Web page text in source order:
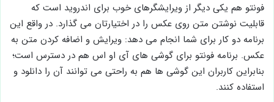
فونتو هم یکی دیگر از ویرایشگرهای خوب برای اندروید است که
قابلیت نوشتن متن روی عکس را در اختیارتان می گذارد. در واقع این
برنامه دو کار برای شما انجام می دهد: ویرایش و اضافه کردن متن به
عکس. برنامه فونتو برای گوشی های آی او اس هم در دسترس است؛
بنابراین کاربران این گوشی ها هم به راحتی می توانند آن را دانلود و
استفاده کنند.